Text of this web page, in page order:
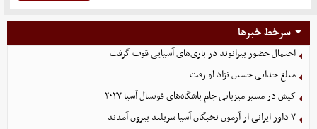
سرخط خبرها
احتمال حضور بیرانوند در بازی‌های آسیایی قوت گرفت
مبلغ جدایی حسین نژاد لو رفت
کیش در مسیر میزبانی جام باشگاه‌های فوتسال آسیا ۲۰۲۷
۷ داور ایرانی از آزمون نخبگان آسیا سربلند بیرون آمدند